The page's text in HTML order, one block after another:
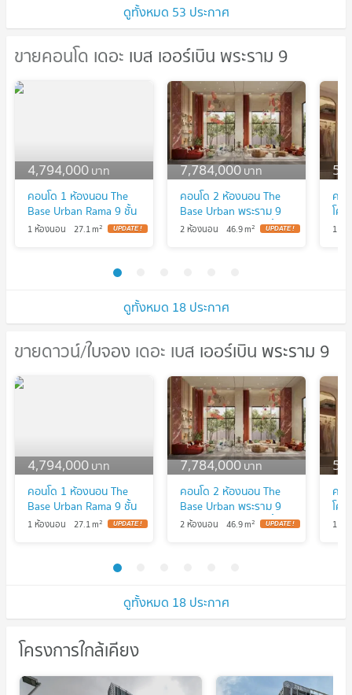
ดูทั้งหมด 53 ประกาศ
ขายคอนโด เดอะ เบส เออร์เบิน พระราม 9
ดูทั้งหมด 18 ประกาศ
ขายคอนโด เดอะ เบส เออร์เบิน พระราม 9
4,794,000บาท
คอนโด 1 ห้องนอน The
Base Urban Rama 9 ชั้น
25 ใกล้ MRT พระราม 9
1 ห้องนอน 27.1m2
7,784,000บาท
คอนโด 2 ห้องนอน The
Base Urban พระราม 9
ใกล้ MRT พระราม 9 ชั้น
2 ห้องนอน 46.9m2
คอ
โค
1 ห้
ขายดาวน์/ใบจอง เดอะ เบส เออร์เบิน พระราม 9
ดูทั้งหมด 18 ประกาศ
ขายดาวน์/ใบจอง เดอะ เบส เออร์เบิน
พระราม 9
4,794,000บาท
คอนโด 1 ห้องนอน The
Base Urban Rama 9 ชั้น
25 ใกล้ MRT พระราม 9
1 ห้องนอน 27.1m2
7,784,000บาท
คอนโด 2 ห้องนอน The
Base Urban พระราม 9
ใกล้ MRT พระราม 9 ชั้น
2 ห้องนอน 46.9m2
คอ
โค
1 ห้
โครงการใกล้เคียง